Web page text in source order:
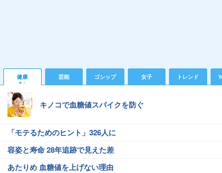
健康 芸能 ゴシップ 女子 トレンド
キノコで血糖値スパイクを防ぐ
「モテるためのヒント」326人に
容姿と寿命 28年追跡で見えた差
あたりめ 血糖値を上げない理由